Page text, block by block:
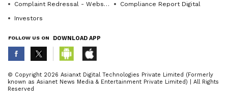
ಅದನ್ನು ಗುರುತಿಸಿ ಪರಿಹಾರ ಕಂಡುಕೊಳ್ಳುವ ಕೆಲಸ
ಮಾಡುತ್ತಿದ್ದೇವೆ‌ ಎಂದರು.ನೇರವಾಗಿ ನೀವುಗಳು ಬಂದು ನಿಮ್ಮ
ಸಮಸ್ಯೆಗಳನ್ನು ಹೇಳಿಕೊಳ್ಳಬಹುದು. ಅಧಿಕಾರಿಗಳನ್ನು
ಹುಡುಕಿಕೊಂಡು ಹೋಗುವ ಪ್ರಮಯವೇ ಬರುವುದಿಲ್ಲ. ಈ
ಪ್ರತಿ ಶುಕ್ರವಾರ ತಾಲೂಕಿನ ಯಾವುದಾದರೂ ಪಂಚಾಯಿತಿಗೆ
ABOUT THE AUTHOR
K KannadaprabhaNewsNetwork
Complaint Redressal - Website
Compliance Report Digital
Investors
FOLLOW US ON DOWNLOAD APP
© Copyright 2026 Asianxt Digital Technologies Private Limited (Formerly
known as Asianet News Media & Entertainment Private Limited) | All Rights
Reserved